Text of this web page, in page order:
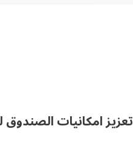
تعزيز امكانيات الصندوق